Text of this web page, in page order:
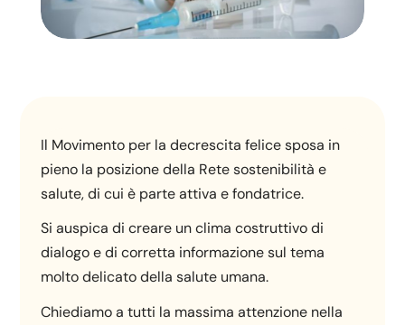
Il Movimento per la decrescita felice sposa in
pieno la posizione della Rete sostenibilità e
salute, di cui è parte attiva e fondatrice.
Si auspica di creare un clima costruttivo di
dialogo e di corretta informazione sul tema
molto delicato della salute umana.
Chiediamo a tutti la massima attenzione nella